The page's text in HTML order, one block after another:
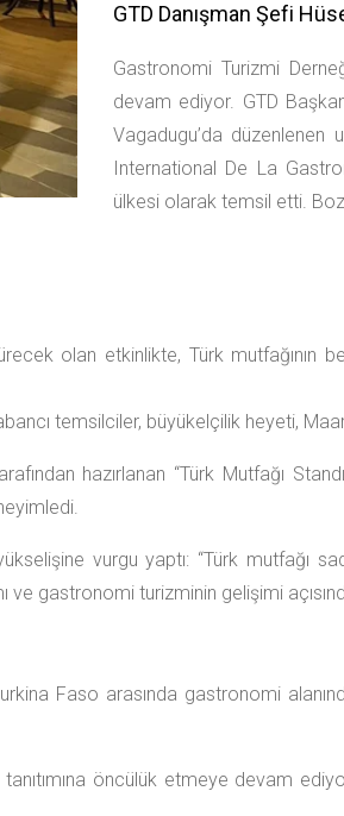
GTD Danışman Şefi
Gastronomi Turizmi
devam ediyor. GTD
Vagadugu’da düzenlenen
International De La
ülkesi olarak temsil etti.
olan etkinlikte, Türk mutfağının
temsilciler, büyükelçilik heyeti,
hazırlanan “Türk Mutfağı
vurgu yaptı: “Türk mutfağı
ve gastronomi turizminin gelişimi
Faso arasında gastronomi
öncülük etmeye devam